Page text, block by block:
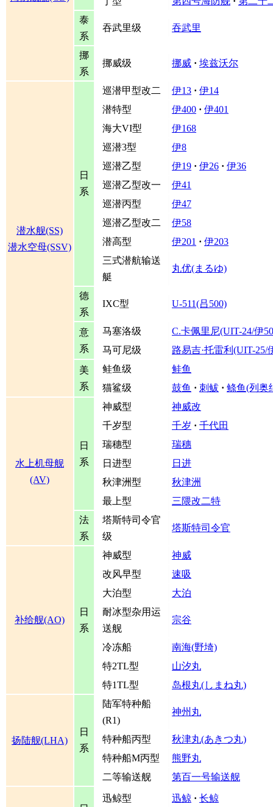
泰
系
吞武里级 吞武里
挪
系
挪威级 挪威 · 埃兹沃尔
潜水舰(SS)
潜水空母(SSV)
日
系
巡潜甲型改二 伊13 · 伊14
潜特型
伊400 · 伊401
海大VI型
伊168
巡潜3型
伊8
巡潜乙型
伊19 · 伊26 · 伊36
巡潜乙型改一
伊41
巡潜丙型
伊47
巡潜乙型改二
伊58
潜高型
伊201 · 伊203
三式潜航输送
艇
丸优(まるゆ)
德
系
IXC型 U-511(吕500)
意
系
马塞洛级
C.卡佩里尼(UIT-24/伊
马可尼级
路易吉·托雷利(UIT-25/
美
系
鲑鱼级
鲑鱼
猫鲨级
鼓鱼 · 刺鲅 · 鲦鱼(列奥
水上机母舰
(AV)
日
系
神威型
神威改
千岁型
千岁 · 千代田
瑞穗型
瑞穗
日进型
日进
秋津洲型
秋津洲
最上型
三隈改二特
法
系
塔斯特司令官
级
塔斯特司令官
补给舰(AO)
日
系
神威型
神威
改风早型
速吸
大泊型
大泊
耐冰型杂用运
送舰
宗谷
冷冻船
南海(野埼)
特2TL型
山汐丸
特1TL型
岛根丸(しまね丸)
扬陆舰(LHA)
日
系
陆军特种船
(R1)
神州丸
特种船丙型
秋津丸(あきつ丸)
特种船M丙型
熊野丸
二等输送舰
第百一号输送舰
迅鲸型 迅鲸 · 长鲸